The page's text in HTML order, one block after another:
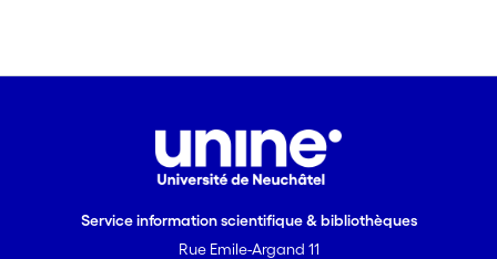
Service information scientifique & bibliothèques
Rue Emile-Argand 11